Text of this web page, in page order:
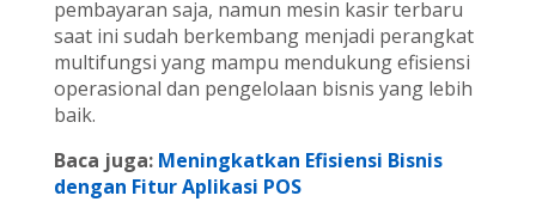
pembayaran saja, namun mesin kasir terbaru
saat ini sudah berkembang menjadi perangkat
multifungsi yang mampu mendukung efisiensi
operasional dan pengelolaan bisnis yang lebih
baik.
Baca juga: Meningkatkan Efisiensi Bisnis
dengan Fitur Aplikasi POS